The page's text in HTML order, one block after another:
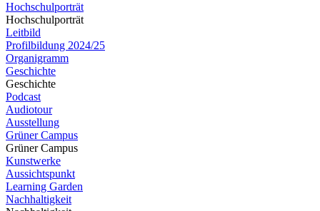
Hochschulporträt
Hochschulporträt
Leitbild
Profilbildung 2024/25
Organigramm
Geschichte
Geschichte
Podcast
Audiotour
Ausstellung
Grüner Campus
Grüner Campus
Kunstwerke
Aussichtspunkt
Learning Garden
Nachhaltigkeit